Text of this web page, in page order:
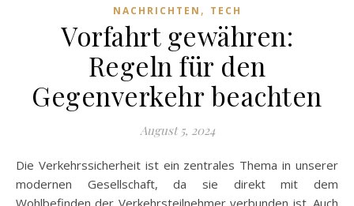
NACHRICHTEN , TECH
Vorfahrt gewähren:
Regeln für den
Gegenverkehr beachten
August 5, 2024
Die Verkehrssicherheit ist ein zentrales Thema in unserer
modernen Gesellschaft, da sie direkt mit dem
Wohlbefinden der Verkehrsteilnehmer verbunden ist. Auch